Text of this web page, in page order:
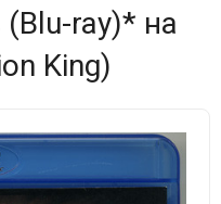
ray)* на
King)